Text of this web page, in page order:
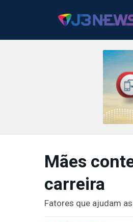
Mães
carreira
Fatores que ajudam